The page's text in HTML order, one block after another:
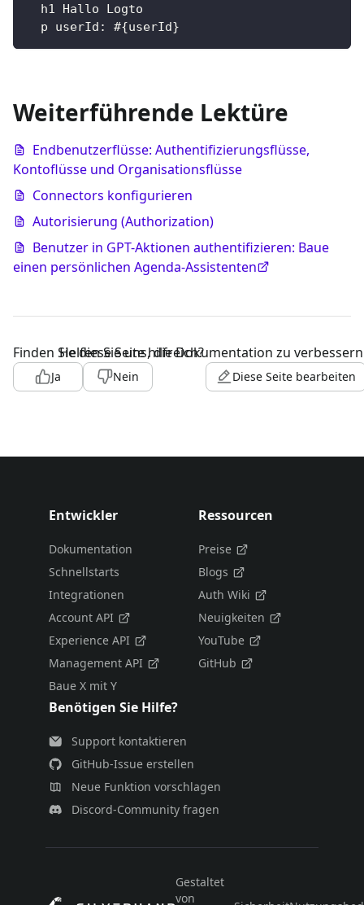
  h1 Hallo Logto
  p userId: #{userId}
Weiterführende Lektüre
Endbenutzerflüsse: Authentifizierungsflüsse,
Kontoflüsse und Organisationsflüsse
Connectors konfigurieren
Autorisierung (Authorization)
Benutzer in GPT-Aktionen authentifizieren: Baue
einen persönlichen Agenda-Assistenten
Finden Sie diese Seite hilfreich?
Ja Nein
Helfen Sie uns, die Dokumentation zu
Diese Seite bearbeiten
Entwickler
Dokumentation
Schnellstarts
Integrationen
Account API
Experience API
Management API
Baue X mit Y
Ressourcen
Preise
Blogs
Auth Wiki
Neuigkeiten
YouTube
GitHub
Benötigen Sie Hilfe?
Support kontaktieren
GitHub-Issue erstellen
Neue Funktion vorschlagen
Discord-Community fragen
Gestaltet
von